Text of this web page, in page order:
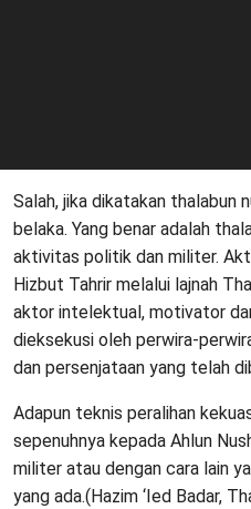
Salah, jika dikatakan thalabun
belaka. Yang benar adalah
aktivitas politik dan militer.
Hizbut Tahrir melalui lajnah
aktor intelektual, motivator
dieksekusi oleh perwira-
dan persenjataan yang telah
Adapun teknis peralihan
sepenuhnya kepada Ahlun
militer atau dengan cara lain
yang ada.(Hazim ‘Ied Badar,